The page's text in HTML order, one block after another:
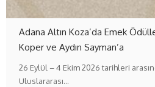
Adana Altın Koza’da Emek
Koper ve Aydın Sayman’a
26 Eylül – 4 Ekim 2026 tarihleri
Uluslararası…